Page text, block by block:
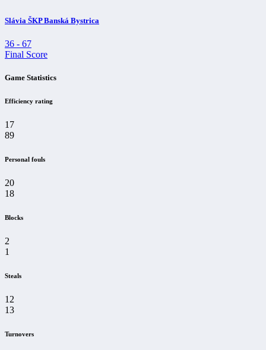
Slávia ŠKP Banská Bystrica
36 - 67
Final Score
Game Statistics
Efficiency rating
17
89
Personal fouls
20
18
Blocks
2
1
Steals
12
13
Turnovers